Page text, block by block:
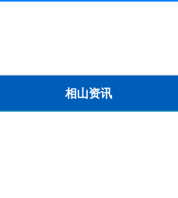
相山资讯